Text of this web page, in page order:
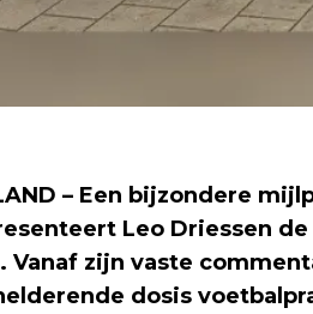
– Een bijzondere
Leo Driessen
Vanaf zijn vaste
dosis